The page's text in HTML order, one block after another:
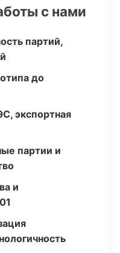
с нами
партий,
до
экспортная
партии и
и